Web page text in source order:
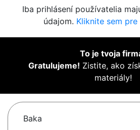
Iba prihlásení používatelia
údajom. Kliknite sem pre
To je tvoja
Gratulujeme! Zistite, ako
materiály!
Baka